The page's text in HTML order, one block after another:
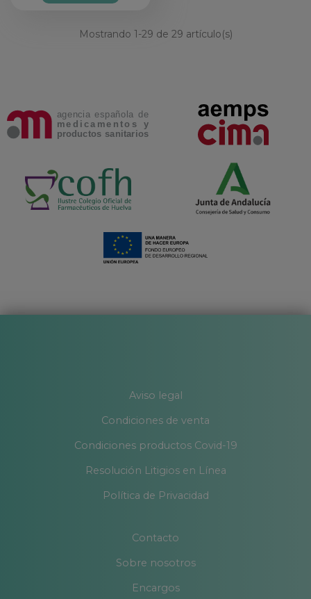
Mostrando 1 -29 de 29 artículo(s)
Aviso legal
Condiciones de venta
Condiciones productos Covid-19
Resolución Litigios en Línea
Política de Privacidad
Contacto
Sobre nosotros
Encargos